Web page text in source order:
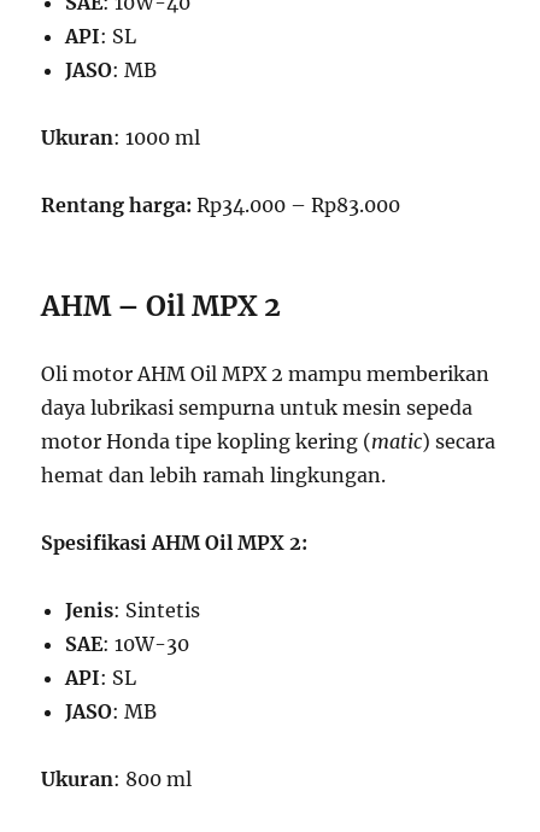
API: SL
JASO: MB
Ukuran: 1000 ml
Rentang harga:Rp34.000 – Rp83.000
AHM – Oil MPX 2
Oli motor AHM Oil MPX 2 mampu memberikan
daya lubrikasi sempurna untuk mesin sepeda
motor Honda tipe kopling kering (matic) secara
hemat dan lebih ramah lingkungan.
Spesifikasi AHM Oil MPX 2:
Jenis: Sintetis
SAE: 10W-30
API: SL
JASO: MB
Ukuran: 800 ml